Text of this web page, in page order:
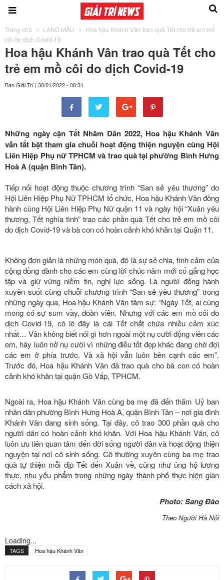
Trang chủ LÀNG MẪU
Hoa hậu Khánh Vân trao quà Tết cho trẻ em mồ
côi do dịch Covid-19
Hoa hậu Khánh Vân trao quà Tết cho
trẻ em mồ côi do dịch Covid-19
Ban Giải Trí | 30/01/2022 - 00:31
Những ngày cận Tết Nhâm Dần 2022, Hoa hậu Khánh Vân
vẫn tất bật tham gia chuỗi hoạt động thiện nguyện cùng Hội
Liên Hiệp Phụ nữ TPHCM và trao quà tại phường Bình Hưng
Hoà A (quận Bình Tân).
Tiếp nối hoạt động thuộc chương trình “San sẻ yêu thương” do
Hội Liên Hiệp Phụ Nữ TPHCM tổ chức, Hoa hậu Khánh Vân đồng
hành cùng Hội Liên Hiệp Phụ Nữ quận 11 và ngày hội “Xuân yêu
thương, Tết nghĩa tình” trao các phần quà Tết cho trẻ em mồ côi
do dịch Covid-19 và bà con có hoàn cảnh khó khăn tại Quận 11.
Không đơn giản là những món quà, đó là sự sẻ chia, tình cảm của
cộng đồng dành cho các em cùng lời chúc năm mới cố gắng học
tập và giữ vững niềm tin, nghị lực sống. Là người đồng hành
xuyên suốt cùng chuỗi chương trình “San sẻ yêu thương” trong
những ngày qua, Hoa hậu Khánh Vân tâm sự: “Ngày Tết, ai cũng
mong có sự sum vầy, đoàn viên. Nhưng với các em mồ côi do
dịch Covid-19, có lẽ đây là cái Tết chất chứa nhiều cảm xúc
nhất… Vân không biết nói gì hơn ngoài một nụ cười động viên các
em, hãy luôn nở nụ cười vì những điều tốt đẹp khác đang chờ đợi
các em ở phía trước. Và xã hội vẫn luôn bên cạnh các em”.
Trước đó, Hoa hậu Khánh Vân đã trao quà cho bà con có hoàn
cảnh khó khăn tại quận Gò Vấp, TPHCM.
Ngoài ra, Hoa hậu Khánh Vân cùng ba mẹ đã đến thăm Uỷ ban
nhân dân phường Bình Hưng Hoà A, quận Bình Tân – nơi gia đình
Khánh Vân đang sinh sống. Tại đây, cô trao 300 phần quà cho
người dân có hoàn cảnh khó khăn. Với Hoa hậu Khánh Vân, cô
luôn ưu tiên quan tâm đến đời sống người dân và hoạt động thiện
nguyện tại nơi cô sinh sống. Cô thường xuyên cùng ba mẹ trao
quà tự thiện mỗi dịp Tết đến Xuân về, cũng như ủng hộ lương
thực, nhu yếu phẩm trong những ngày thành phố thực hiện giãn
cách xã hội.
Photo: Sang Đào
Theo Người Hà Nội
Loading...
TAGS Hoa hậu Khánh Vân